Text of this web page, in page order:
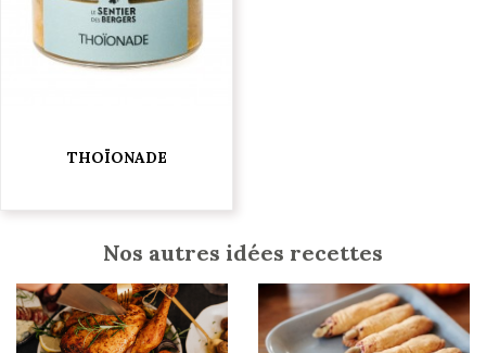
THOÏONADE
Nos autres idées recettes